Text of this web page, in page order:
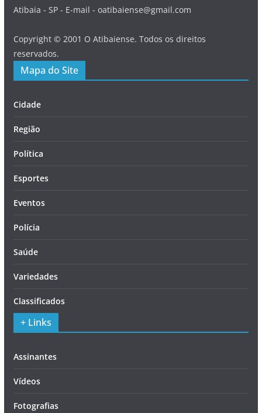
Atibaia - SP - E-mail - oatibaiense@gmail.com
Copyright © 2001 O Atibaiense. Todos os direitos
reservados.
Mapa do Site
Cidade
Região
Política
Esportes
Eventos
Polícia
Saúde
Variedades
Classificados
+ Links
Assinantes
Vídeos
Fotografias